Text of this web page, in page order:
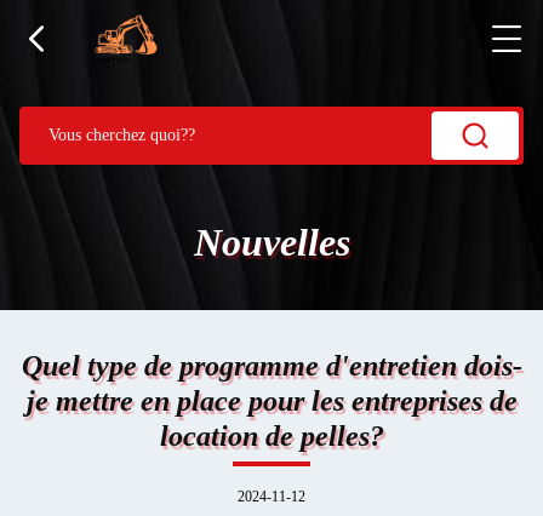
Nouvelles
Quel type de programme d'entretien dois-
je mettre en place pour les entreprises de
location de pelles?
2024-11-12